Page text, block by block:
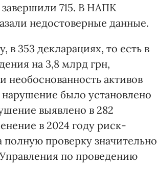
715. В НАПК
недостоверные данные.
в 353 декларациях, то есть в
на 3,8 млрд грн,
необоснованность активов
нарушение было установлено
выявлено в 282
в 2024 году риск-
проверку значительно
по проведению